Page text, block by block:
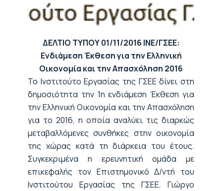
ΔΕΛΤΙΟ ΤΥΠΟΥ 01/11/2016 ΙΝΕ/ΓΣΕΕ:
Ενδιάμεση Έκθεσηγια την Ελληνική
Οικονομία και την Απασχόληση 2016
Το Ινστιτούτο Εργασίας της ΓΣΕΕ δίνει στη
δημοσιότητα την 1η ενδιάμεση Έκθεση για
την Ελληνική Οικονομία και την Απασχόληση
για το 2016, η οποία αναλύει τις διαρκώς
μεταβαλλόμενες συνθήκες στην οικονομία
της χώρας κατά τη διάρκεια του έτους.
Συγκεκριμένα η ερευνητική ομάδα με
επικεφαλής τον Επιστημονικό Δ/ντή του
Ινστιτούτου Εργασίας της ΓΣΕΕ, Γιώργο